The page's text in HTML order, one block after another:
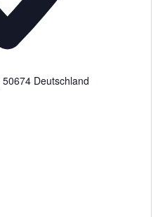
50674 Deutschland